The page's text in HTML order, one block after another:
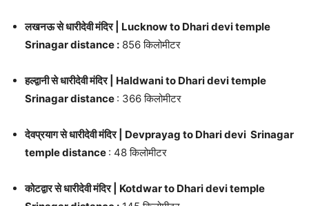
लखनऊ से धारीदेवी मंदिर | Lucknow to Dhari devi temple
Srinagar distance : 856 किलोमीटर
हल्द्वानी से धारीदेवी मंदिर | Haldwani to Dhari devi temple
Srinagar distance : 366 किलोमीटर
देवप्रयाग से धारीदेवी मंदिर | Devprayag to Dhari devi Srinagar
temple distance : 48 किलोमीटर
कोटद्वार से धारीदेवी मंदिर | Kotdwar to Dhari devi temple